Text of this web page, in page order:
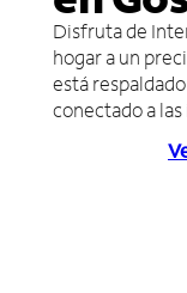
Disfruta de
hogar a un
está
conectado a